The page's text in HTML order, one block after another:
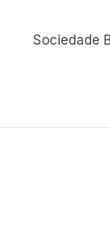
Sociedade